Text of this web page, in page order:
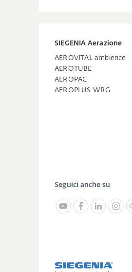
SIEGENIA Aerazione
AEROVITAL ambience
AEROTUBE
AEROPAC
AEROPLUS WRG
Seguici anche su